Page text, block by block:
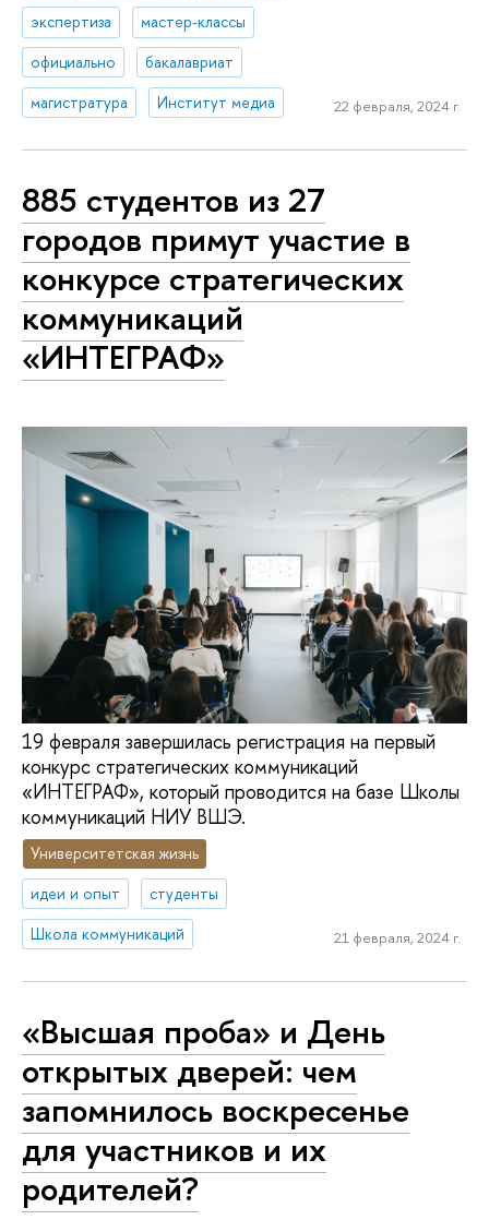
экспертиза
мастер-классы
официально
бакалавриат
магистратура
Институт медиа 22 февраля, 2024 г.
885 студентов из 27
городов примут участие в
конкурсе стратегических
коммуникаций
«ИНТЕГРАФ»
19 февраля завершилась регистрация на первый
конкурс стратегических коммуникаций
«ИНТЕГРАФ», который проводится на базе Школы
коммуникаций НИУ ВШЭ.
Университетская жизнь
идеи и опыт
студенты
Школа коммуникаций
21 февраля, 2024 г.
«Высшая проба» и День
открытых дверей: чем
запомнилось воскресенье
для участников и их
родителей?